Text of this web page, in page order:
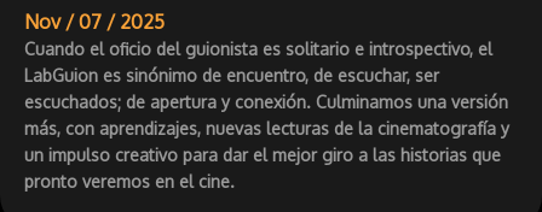
Nov / 07 / 2025
Cuando el oficio del guionista es solitario e introspectivo, el
LabGuion es sinónimo de encuentro, de escuchar, ser
escuchados; de apertura y conexión. Culminamos una versión
más, con aprendizajes, nuevas lecturas de la cinematografía y
un impulso creativo para dar el mejor giro a las historias que
pronto veremos en el cine.